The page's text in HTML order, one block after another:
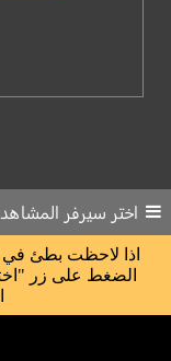
اختر سيرفر
اذا لاحظت بطئ في
الضغط على زر